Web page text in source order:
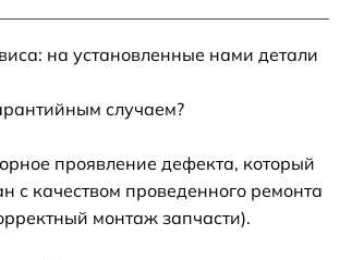
на установленные нами детали
случаем?
проявление дефекта, который
с качеством проведенного ремонта
монтаж запчасти).